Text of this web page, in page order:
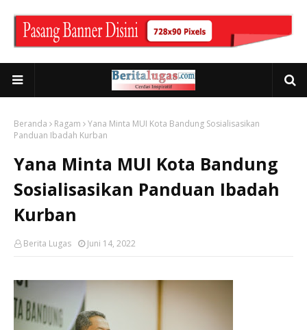
Beranda Ragam
Yana Minta MUI Kota Bandung Sosialisasikan
Panduan Ibadah Kurban
Yana Minta MUI Kota Bandung
Sosialisasikan Panduan Ibadah
Kurban
Berita Lugas Juni 14, 2022